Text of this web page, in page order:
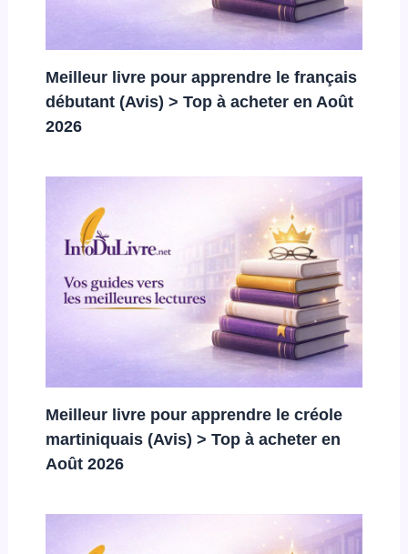
Meilleur livre pour apprendre le français
débutant (Avis) > Top à acheter en Août
2026
Meilleur livre pour apprendre le créole
martiniquais (Avis) > Top à acheter en
Août 2026